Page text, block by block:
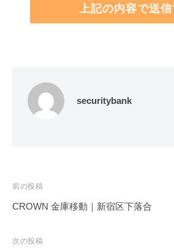
securitybank
投
稿
ビ
前の投稿
CROWN 金庫移動｜新宿区下落合
次の投稿